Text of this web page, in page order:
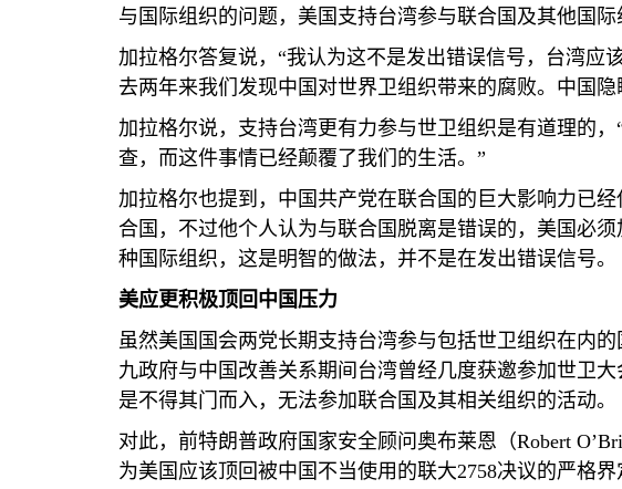
与国际组织的问题，美国支持台湾参与联合国及其他国际
加拉格尔答复说，“我认为这不是发出错误信号，台湾
去两年来我们发现中国对世界卫组织带来的腐败。中国
加拉格尔说，支持台湾更有力参与世卫组织是有道理的
查，而这件事情已经颠覆了我们的生活。”
加拉格尔也提到，中国共产党在联合国的巨大影响力已
合国，不过他个人认为与联合国脱离是错误的，美国必
种国际组织，这是明智的做法，并不是在发出错误信号。
美应更积极顶回中国压力
虽然美国国会两党长期支持台湾参与包括世卫组织在内
九政府与中国改善关系期间台湾曾经几度获邀参加世卫
是不得其门而入，无法参加联合国及其相关组织的活动。
对此，前特朗普政府国家安全顾问奥布莱恩（Robert O’
为美国应该顶回被中国不当使用的联大2758决议的严格